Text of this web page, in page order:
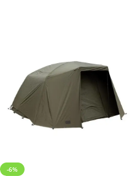
-6%